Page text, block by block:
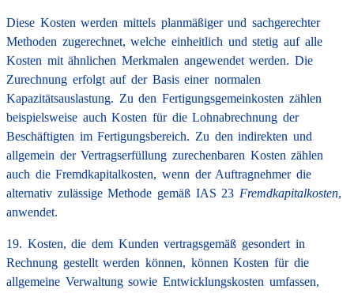
Diese Kosten werden mittels planmäßiger und sachgerechter
Methoden zugerechnet, welche einheitlich und stetig auf alle
Kosten mit ähnlichen Merkmalen angewendet werden. Die
Zurechnung erfolgt auf der Basis einer normalen
Kapazitätsauslastung. Zu den Fertigungsgemeinkosten zählen
beispielsweise auch Kosten für die Lohnabrechnung der
Beschäftigten im Fertigungsbereich. Zu den indirekten und
allgemein der Vertragserfüllung zurechenbaren Kosten zählen
auch die Fremdkapitalkosten, wenn der Auftragnehmer die
alternativ zulässige Methode gemäß IAS 23 Fremdkapitalkosten,
anwendet.
19. Kosten, die dem Kunden vertragsgemäß gesondert in
Rechnung gestellt werden können, können Kosten für die
allgemeine Verwaltung sowie Entwicklungskosten umfassen,